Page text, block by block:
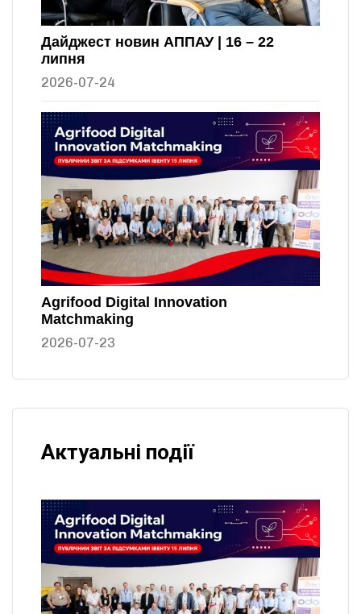
Дайджест новин АППАУ | 16 – 22
липня
2026-07-24
Agrifood Digital Innovation
Matchmaking
2026-07-23
Актуальні події